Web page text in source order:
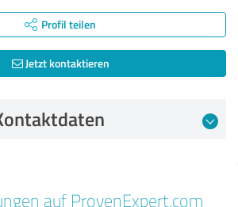
Profil teilen
Jetzt kontaktieren
auf ProvenExpert.com